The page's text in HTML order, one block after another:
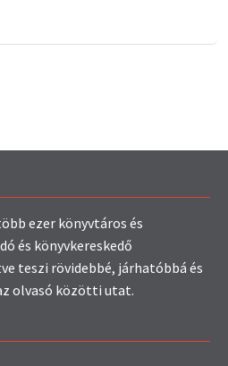
ezer könyvtáros és
és könyvkereskedő
teszi rövidebbé, járhatóbbá és
olvasó közötti utat.